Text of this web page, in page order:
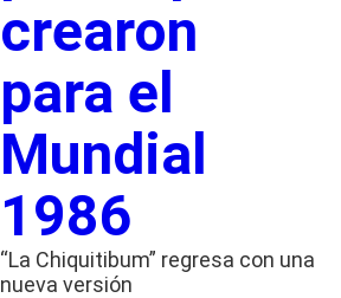
crearon
para el
Mundial
1986
“La Chiquitibum” regresa con una
nueva versión